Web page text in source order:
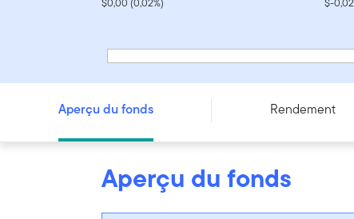
Fonds d’obligations canadiennes à court terme Franklin
Aperçu du fonds Rendement
Aperçu du fonds